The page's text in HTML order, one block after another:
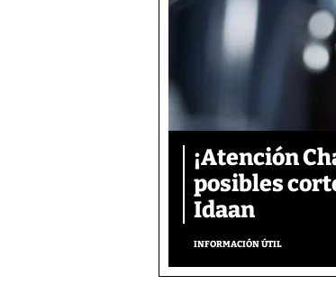
¡Atención
posibles
Idaan
INFORMACIÓN ÚTIL